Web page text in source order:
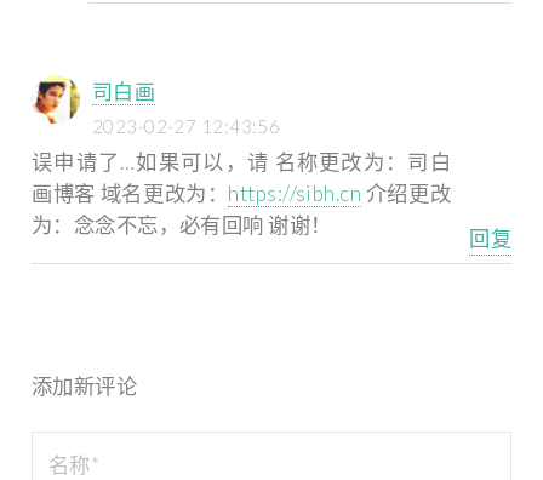
司白画
2023-02-27 12:43:56
误申请了…如果可以，请 名称更改为：司白
画博客 域名更改为： https://sibh.cn 介绍更改
为：念念不忘，必有回响谢谢！
回复
添加新评论